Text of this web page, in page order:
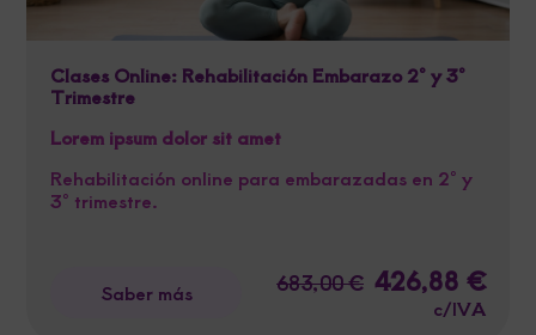
Clases Online: Rehabilitación Embarazo 2º y 3º
Trimestre
Lorem ipsum dolor sit amet
Rehabilitación online para embarazadas en 2º y
3º trimestre.
Saber más 683,00€ El
precio
original
426,88 €El
c/IVA